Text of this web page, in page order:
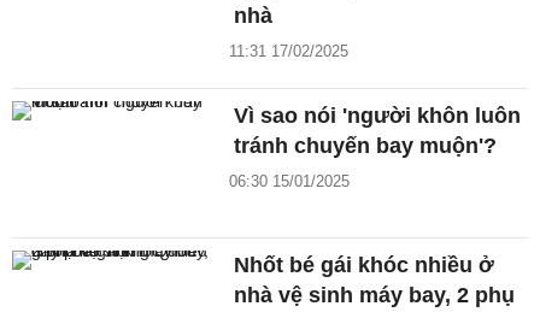
nhà
11:31 17/02/2025
Vì sao nói 'người khôn luôn
tránh chuyến bay muộn'?
06:30 15/01/2025
Nhốt bé gái khóc nhiều ở
nhà vệ sinh máy bay, 2 phụ